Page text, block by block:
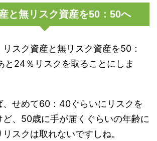
と無リスク資産を50：50へ
スク資産と無リスク資産を50：
と24％リスクを取ることにしま
、せめて60：40ぐらいにリスクを
、50歳に手が届くぐらいの年齢に
スクは取れないですしね。